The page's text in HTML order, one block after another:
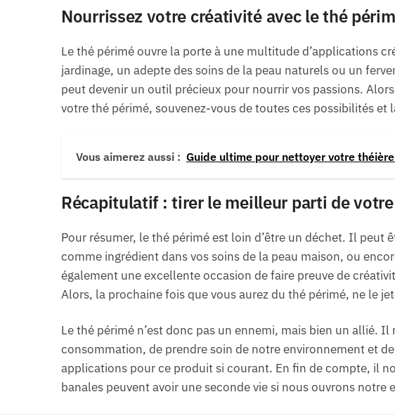
Nourrissez votre créativité avec le thé
Le thé périmé ouvre la porte à une multitude d’applications
jardinage, un adepte des soins de la peau naturels ou un
peut devenir un outil précieux pour nourrir vos passions.
votre thé périmé, souvenez-vous de toutes ces possibilités et
Vous aimerez aussi : Guide ultime pour nettoyer votre
Récapitulatif : tirer le meilleur parti de
Pour résumer, le thé périmé est loin d’être un déchet. Il peut
comme ingrédient dans vos soins de la peau maison, ou
également une excellente occasion de faire preuve de
Alors, la prochaine fois que vous aurez du thé périmé, ne le
Le thé périmé n’est donc pas un ennemi, mais bien un allié.
consommation, de prendre soin de notre environnement et
applications pour ce produit si courant. En fin de compte, il
banales peuvent avoir une seconde vie si nous ouvrons notre